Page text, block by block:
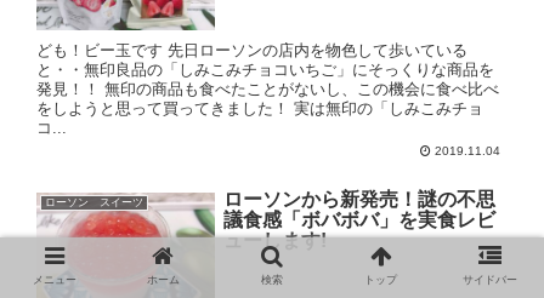
ども！ビー玉です 先日ローソンの店内を物色して歩いている
と・・無印良品の「しみこみチョコいちご」にそっくりな商品を
発見！！ 無印の商品も食べたことがないし、この機会に食べ比べ
をしようと思って買ってきました！ 実は無印の「しみこみチョ
コ...
2019.11.04
ローソン スイーツ
ローソンから新発売！謎の不思
議食感「ボバボバ」を実食レビ
ューします!
メニュー ホーム 検索 トップ サイドバー